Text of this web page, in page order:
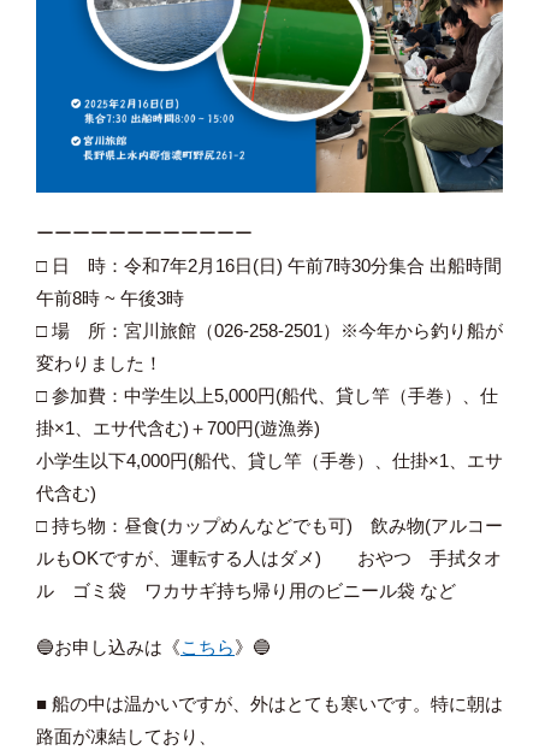
ーーーーーーーーーーーー
□ 日 時：令和7年2月16日(日) 午前7時30分集合 出船時間
午前8時 ~ 午後3時
□ 場 所：宮川旅館（026-258-2501）※今年から釣り船が
変わりました！
□ 参加費：中学生以上5,000円(船代、貸し竿（手巻）、仕
掛×1、エサ代含む)＋700円(遊漁券)
小学生以下4,000円(船代、貸し竿（手巻）、仕掛×1、エサ
代含む)
□ 持ち物：昼食(カップめんなどでも可) 飲み物(アルコー
ルもOKですが、運転する人はダメ) おやつ 手拭タオ
ル ゴミ袋 ワカサギ持ち帰り用のビニール袋 など
🔵お申し込みは《こちら》🔵
■ 船の中は温かいですが、外はとても寒いです。特に朝は
路面が凍結しており、